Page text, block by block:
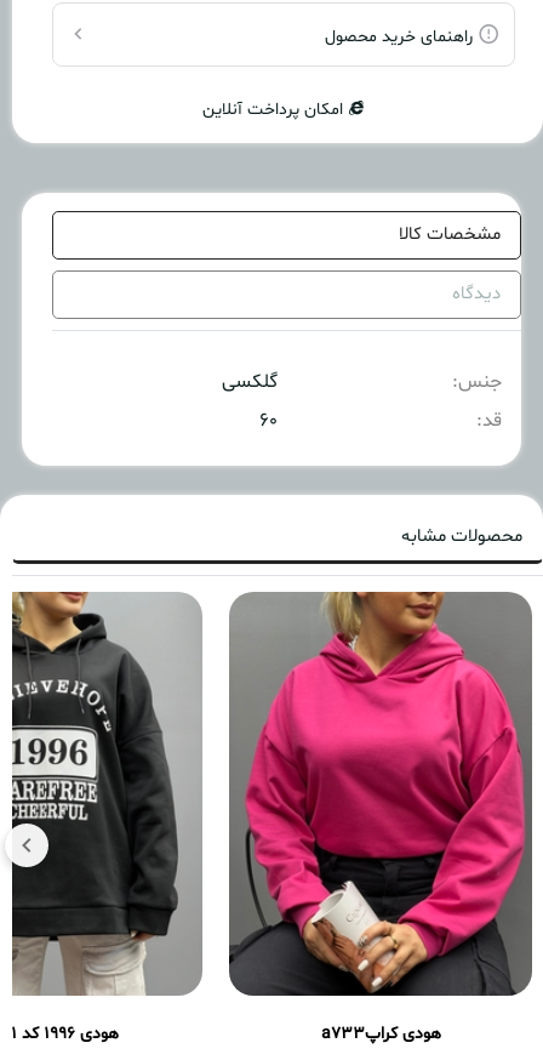
راهنمای خرید محصول
امکان پرداخت آنلاین
مشخصات کالا
دیدگاه
جنس:
گلکسی
قد:
۶۰
محصولات مشابه
هودی کراپa733 هودی ۱۹۹۶ کد a661